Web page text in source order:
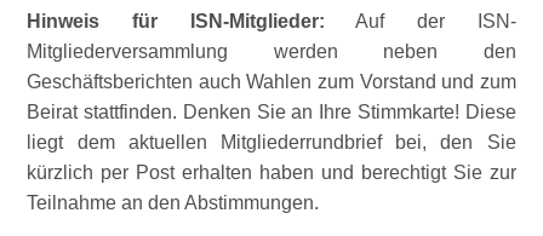
Hinweis für ISN-Mitglieder: Auf der ISN‐
Mitgliederversammlung werden neben den
Geschäftsberichten auch Wahlen zum Vorstand und zum
Beirat stattfinden. Denken Sie an Ihre Stimmkarte! Diese
liegt dem aktuellen Mitgliederrundbrief bei, den Sie
kürzlich per Post erhalten haben und berechtigt Sie zur
Teilnahme an den Abstimmungen.